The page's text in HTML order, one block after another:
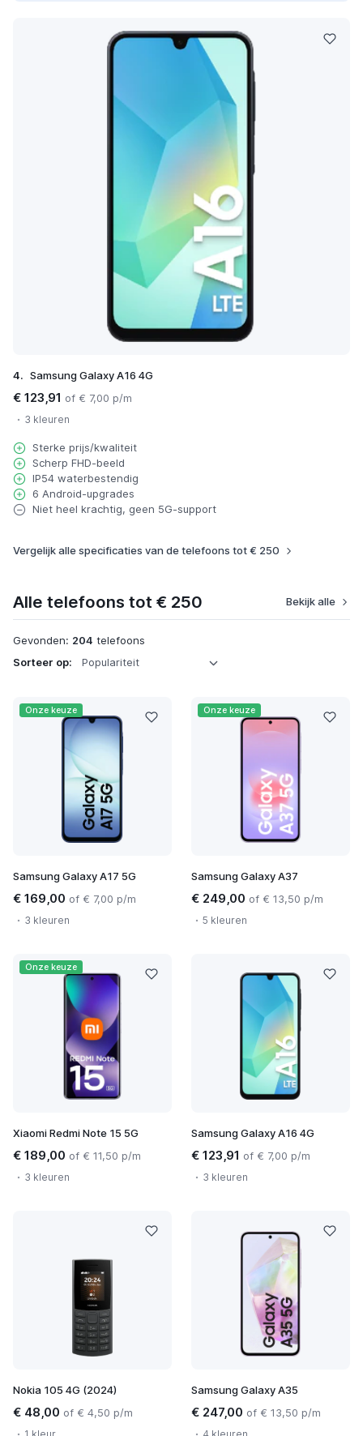
4. Samsung Galaxy A16 4G
€ 123,91 of € 7,00 p/m
3 kleuren
Sterke prijs/kwaliteit
Scherp FHD-beeld
IP54 waterbestendig
6 Android-upgrades
Niet heel krachtig, geen 5G-support
Vergelijk alle specificaties van de telefoons tot € 250
Alle telefoons tot € 250 Bekijk alle
Gevonden: 204 telefoons
Sorteer op:
Onze keuze
Samsung Galaxy A17 5G
€ 169,00 of € 7,00 p/m
3 kleuren
Onze keuze
Samsung Galaxy A37
€ 249,00 of € 13,50 p/m
5 kleuren
Onze keuze
Xiaomi Redmi Note 15 5G
€ 189,00 of € 11,50 p/m
3 kleuren
Samsung Galaxy A16 4G
€ 123,91 of € 7,00 p/m
3 kleuren
Nokia 105 4G (2024)
€ 48,00 of € 4,50 p/m
Samsung Galaxy A35
€ 247,00 of € 13,50 p/m